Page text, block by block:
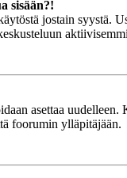
sisään?!
jostain syystä.
asettaa
foorumin ylläpitäjään.